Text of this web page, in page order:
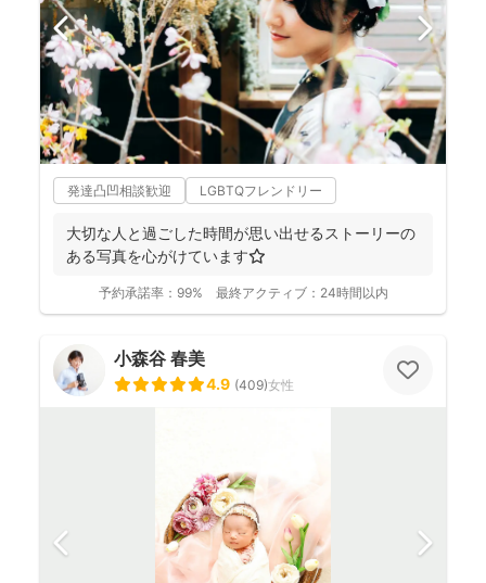
発達凸凹相談歓迎 LGBTQフレンドリー
大切な人と過ごした時間が思い出せるストーリーの
ある写真を心がけています⭐️
予約承諾率： 99% 最終アクティブ： 24時間以内
小森谷 春美
4.9 (409)女性